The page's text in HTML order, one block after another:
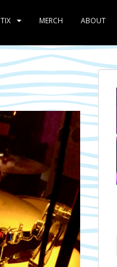
TIX MERCH ABOUT